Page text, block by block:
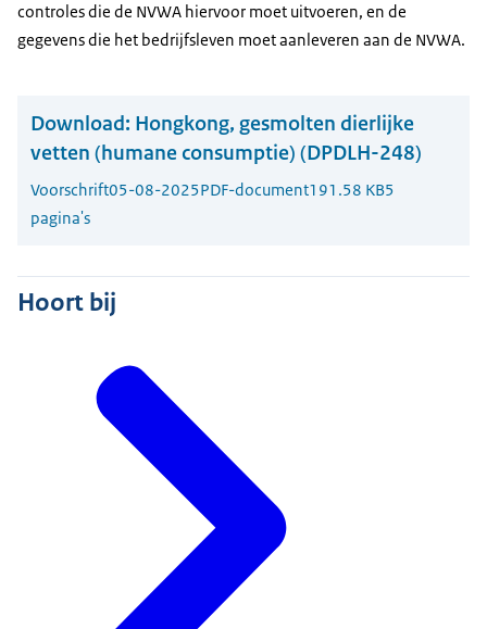
controles die de NVWA hiervoor moet uitvoeren, en de
gegevens die het bedrijfsleven moet aanleveren aan de NVWA.
Download: Hongkong, gesmolten dierlijke
vetten (humane consumptie) (DPDLH-248)
Voorschrift05-08-2025PDF-document191.58 KB5
pagina's
Hoort bij